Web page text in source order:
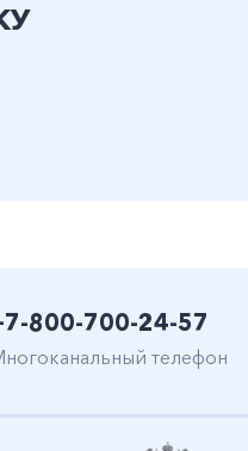
800-700-24-57
телефон